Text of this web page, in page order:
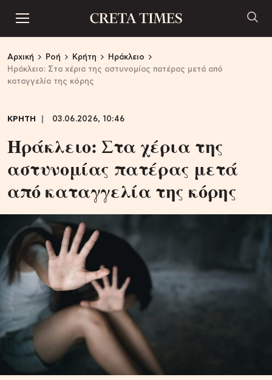
Αρχική Ροή Κρήτη
Ηράκλειο
Ηράκλειο: Στα χέρια της αστυνομίας πατέρας μετά από
καταγγελία της κόρης
ΚΡΗΤΗ 03.06.2026, 10:46
Ηράκλειο: Στα χέρια της
αστυνομίας πατέρας μετά
από καταγγελία της κόρης